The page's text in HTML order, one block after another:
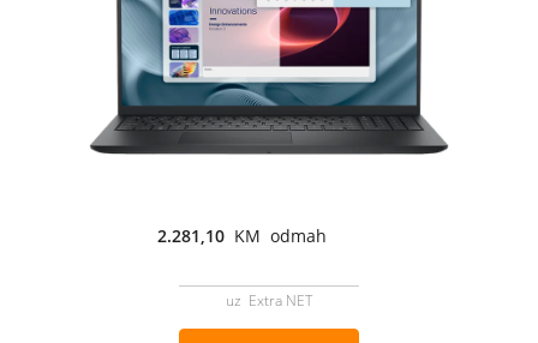
2.281,10 KM odmah
uz Extra NET